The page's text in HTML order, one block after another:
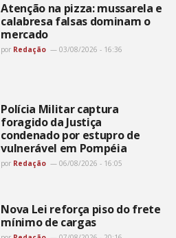
Atenção na pizza: mussarela e
calabresa falsas dominam o
mercado
por Redação 03/08/2026 - 16:36
Polícia Militar captura
foragido da Justiça
condenado por estupro de
vulnerável em Pompéia
por Redação 06/08/2026 - 16:05
Nova Lei reforça piso do frete
mínimo de cargas